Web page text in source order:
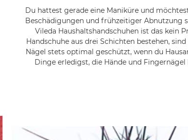
Du hattest gerade eine Maniküre und
Beschädigungen und frühzeitiger Abnutzung
Vileda Haushaltshandschuhen ist das kein
Handschuhe aus drei Schichten bestehen,
Nägel stets optimal geschützt, wenn du
Dinge erledigst, die Hände und Fingernägel